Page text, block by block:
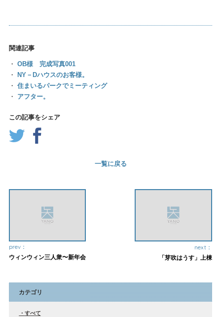
関連記事
・ OB様 完成写真001
・
NY－Dハウスのお客様。
・ 住まいるパークでミーティング
・
アフター。
この記事をシェア
一覧に戻る
prev：
ウィンウィン三人衆〜新年会
next：
「芽吹はうす」上棟
カテゴリ
すべて